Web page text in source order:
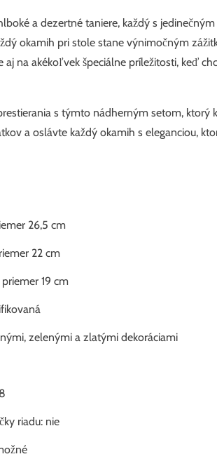
a dezertné taniere, každý s
okamih pri stole stane výnimočným
aj na akékoľvek špeciálne príležitosti, keď
s týmto nádherným setom, ktorý
a oslávte každý okamih s eleganciou,
26,5 cm
22 cm
19 cm
zelenými a zlatými dekoráciami
riadu: nie